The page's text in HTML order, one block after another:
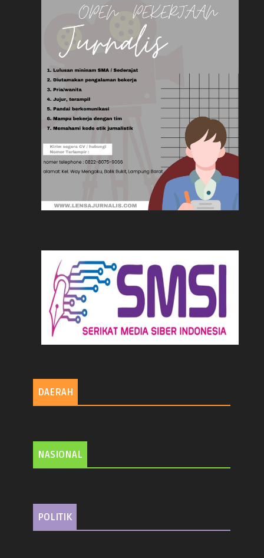
DAERAH
NASIONAL
POLITIK